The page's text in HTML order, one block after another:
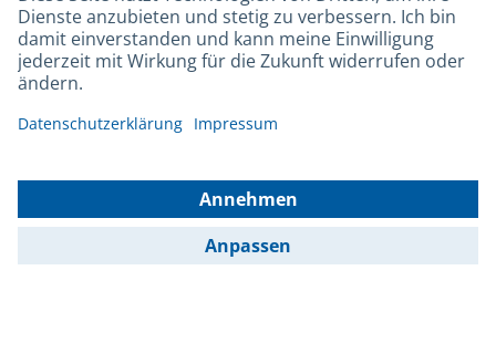
Kontakt
Barrierefreiheit
Leichte Sprache
Gebärdensprache
Kontakt